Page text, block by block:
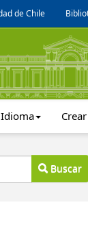
de Chile
Idioma
Buscar